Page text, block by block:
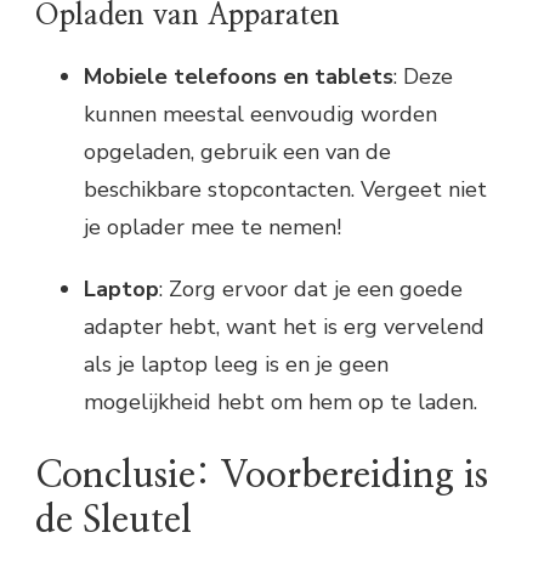
Opladen van Apparaten
Mobiele telefoons en tablets: Deze
kunnen meestal eenvoudig worden
opgeladen, gebruik een van de
beschikbare stopcontacten. Vergeet niet
je oplader mee te nemen!
Laptop: Zorg ervoor dat je een goede
adapter hebt, want het is erg vervelend
als je laptop leeg is en je geen
mogelijkheid hebt om hem op te laden.
Conclusie: Voorbereiding is
de Sleutel